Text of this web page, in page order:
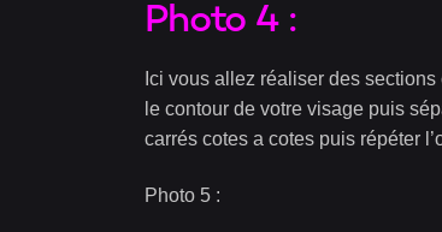
Photo 4 :
Ici vous allez réaliser des
le contour de votre visage puis
carrés cotes a cotes puis répéter
Photo 5 :